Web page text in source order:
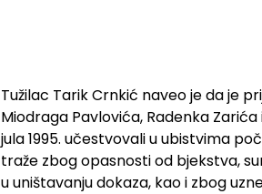
Tužilac Tarik Crnkić naveo je da je
Miodraga Pavlovića, Radenka Zarića
jula 1995. učestvovali u ubistvima
traže zbog opasnosti od bjekstva,
u uništavanju dokaza, kao i zbog